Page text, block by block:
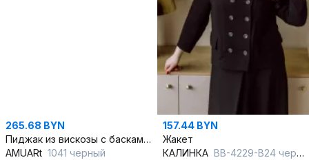
265.68 BYN
Пиджак из вискозы с басками на каждый день
AMUARt 1041 черный
157.44 BYN
Жакет
КАЛИНКА ВВ-4229-В24 черный